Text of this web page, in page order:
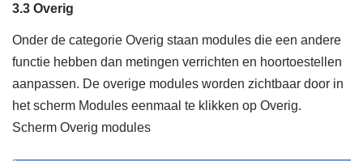
3.3 Overig
Onder de categorie Overig staan modules die een andere
functie hebben dan metingen verrichten en hoortoestellen
aanpassen. De overige modules worden zichtbaar door in
het scherm Modules eenmaal te klikken op Overig.
Scherm Overig modules